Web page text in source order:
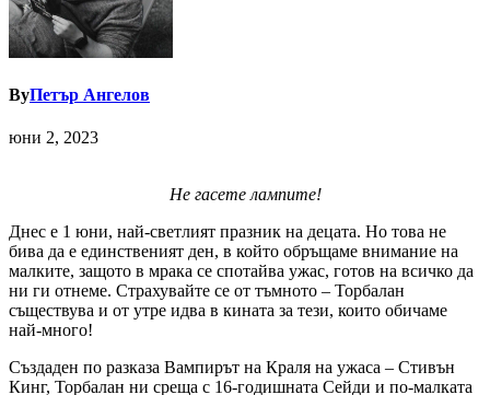
ByПетър Ангелов
юни 2, 2023
Не гасете лампите!
Днес е 1 юни, най-светлият празник на децата. Но това не
бива да е единственият ден, в който обръщаме внимание на
малките, защото в мрака се спотайва ужас, готов на всичко да
ни ги отнеме. Страхувайте се от тъмното – Торбалан
съществува и от утре идва в кината за тези, които обичаме
най-много!
Създаден по разказа Вампирът на Краля на ужаса – Стивън
Кинг, Торбалан ни среща с 16-годишната Сейди и по-малката